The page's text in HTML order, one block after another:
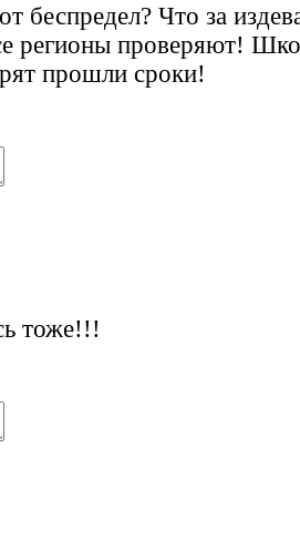
беспредел? Что за
регионы проверяют!
прошли сроки!
тоже!!!